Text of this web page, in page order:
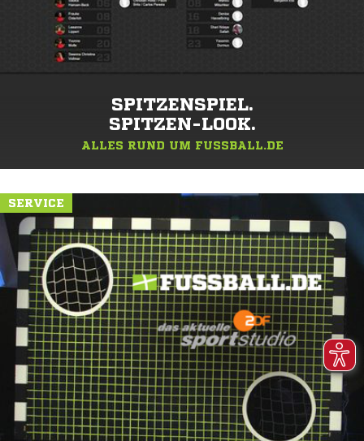
SPITZENSPIEL.
SPITZEN-LOOK.
ALLES RUND UM FUSSBALL.DE
SERVICE